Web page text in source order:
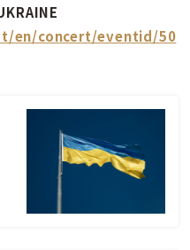
en/concert/eventid/50